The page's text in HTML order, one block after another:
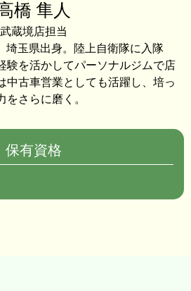
橋 隼人
武蔵境店担当
埼玉県出身。陸上自衛隊に入隊
験を活かしてパーソナルジムで店
中古車営業としても活躍し、培っ
をさらに磨く。
保有資格